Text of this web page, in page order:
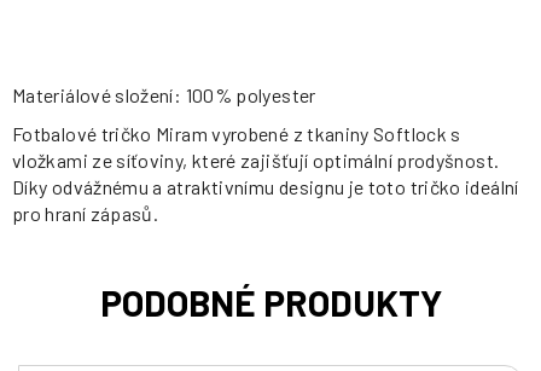
Materiálové složení: 100% polyester
Fotbalové tričko Miram vyrobené z tkaniny Softlock s
vložkami ze síťoviny, které zajišťují optimální prodyšnost.
Díky odvážnému a atraktivnímu designu je toto tričko ideální
pro hraní zápasů.